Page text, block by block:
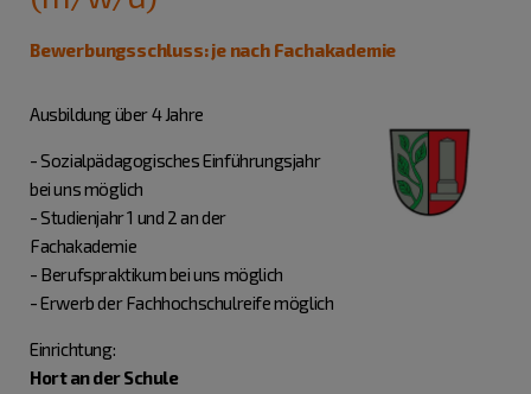
Bewerbungsschluss: je nach Fachakademie
Ausbildung über 4 Jahre
- Sozialpädagogisches Einführungsjahr
bei uns möglich
- Studienjahr 1 und 2 an der
Fachakademie
- Berufspraktikum bei uns möglich
- Erwerb der Fachhochschulreife möglich
Einrichtung:
Hort an der Schule